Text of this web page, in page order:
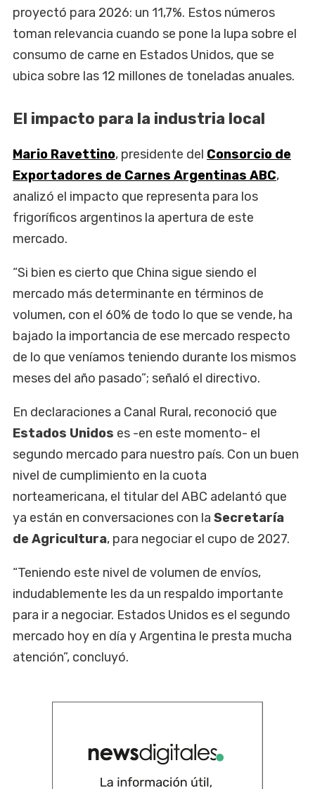
proyectó para 2026: un 11,7%. Estos números
toman relevancia cuando se pone la lupa sobre el
consumo de carne en Estados Unidos, que se
ubica sobre las 12 millones de toneladas anuales.
El impacto para la industria local
Mario Ravettino, presidente del Consorcio de
Exportadores de Carnes Argentinas ABC,
analizó el impacto que representa para los
frigoríficos argentinos la apertura de este
mercado.
“Si bien es cierto que China sigue siendo el
mercado más determinante en términos de
volumen, con el 60% de todo lo que se vende, ha
bajado la importancia de ese mercado respecto
de lo que veníamos teniendo durante los mismos
meses del año pasado”; señaló el directivo.
En declaraciones a Canal Rural, reconoció que
Estados Unidos es -en este momento- el
segundo mercado para nuestro país. Con un buen
nivel de cumplimiento en la cuota
norteamericana, el titular del ABC adelantó que
ya están en conversaciones con la Secretaría
de Agricultura, para negociar el cupo de 2027.
“Teniendo este nivel de volumen de envíos,
indudablemente les da un respaldo importante
para ir a negociar. Estados Unidos es el segundo
mercado hoy en día y Argentina le presta mucha
atención”, concluyó.